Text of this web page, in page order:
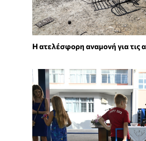
Η ατελέσφορη αναμονή για τις